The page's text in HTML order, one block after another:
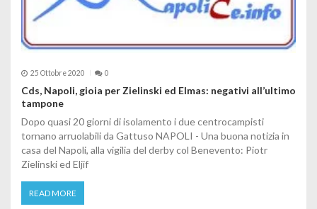
25 Ottobre 2020 0
Cds, Napoli, gioia per Zielinski ed Elmas: negativi all’ultimo
tampone
Dopo quasi 20 giorni di isolamento i due centrocampisti
tornano arruolabili da Gattuso NAPOLI - Una buona notizia in
casa del Napoli, alla vigilia del derby col Benevento: Piotr
Zielinski ed Eljif
READ MORE